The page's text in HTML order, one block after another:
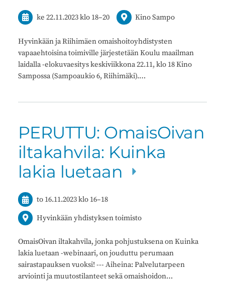
ke 22.11.2023klo 18–20 Kino Sampo
Hyvinkään ja Riihimäen omaishoitoyhdistysten
vapaaehtoisina toimiville järjestetään Koulu maailman
laidalla -elokuvaesitys keskiviikkona 22.11, klo 18 Kino
Sampossa (Sampoaukio 6, Riihimäki).…
PERUTTU: OmaisOivan
iltakahvila: Kuinka
lakia luetaan
to 16.11.2023klo 16–18
Hyvinkään yhdistyksen toimisto
OmaisOivan iltakahvila, jonka pohjustuksena on Kuinka
lakia luetaan -webinaari, on jouduttu perumaan
sairastapauksen vuoksi! --- Aiheina: Palvelutarpeen
arviointi ja muutostilanteet sekä omaishoidon…